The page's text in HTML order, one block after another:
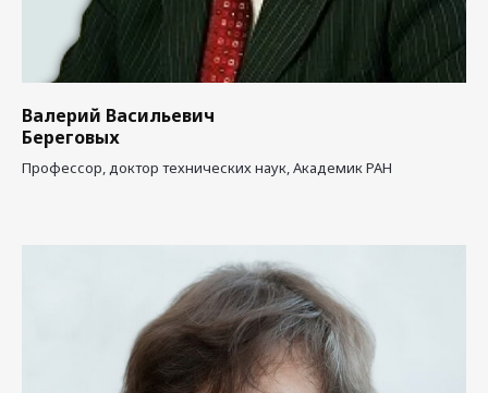
Валерий Васильевич
Береговых
Профессор, доктор технических наук, Академик РАН